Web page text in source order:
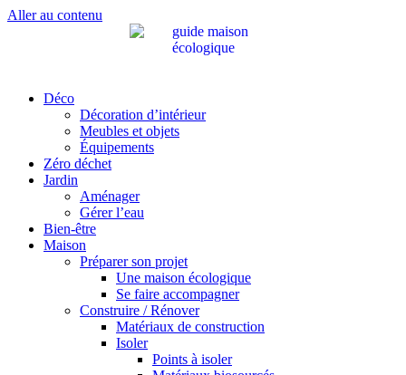
Aller au contenu
Déco
Décoration d’intérieur
Meubles et objets
Équipements
Zéro déchet
Jardin
Aménager
Gérer l’eau
Bien-être
Maison
Préparer son projet
Une maison écologique
Se faire accompagner
Construire / Rénover
Matériaux de construction
Isoler
Points à isoler